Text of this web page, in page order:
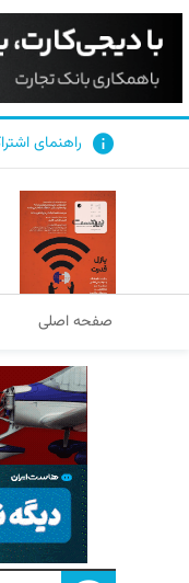
راهنمای
صفحه اصلی